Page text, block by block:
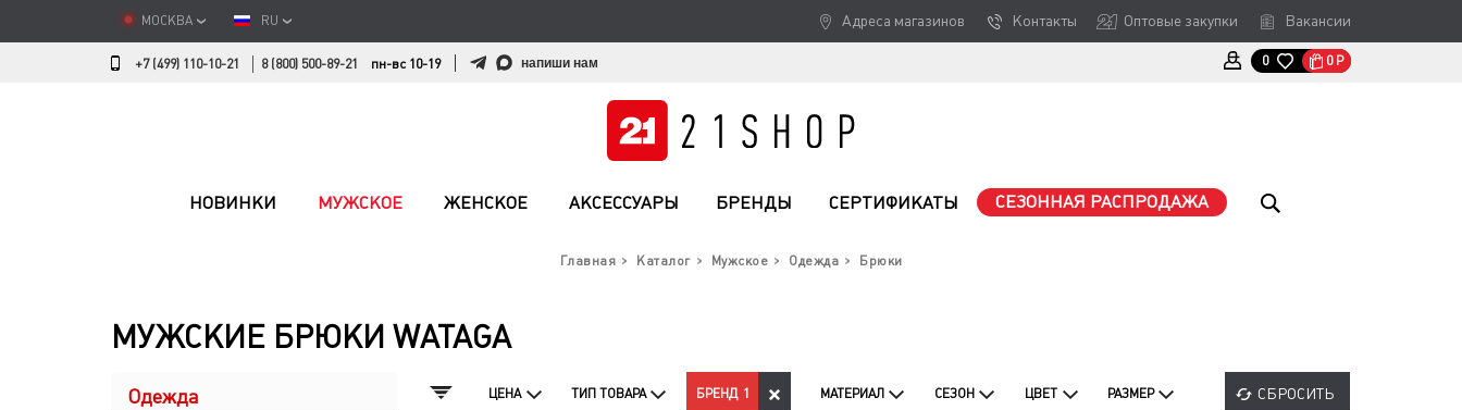
МОСКВА RU Адреса магазинов Контакты Оптовые закупки Вакансии
+7 (499) 110-10-21 8 (800) 500-89-21 пн-вс 10-19 напиши нам 0 0 Р
НОВИНКИ МУЖСКОЕ ЖЕНСКОЕ АКСЕССУАРЫ БРЕНДЫ СЕРТИФИКАТЫ СЕЗОННАЯ РАСПРОДАЖА
Главная Каталог Мужское Одежда Брюки
МУЖСКИЕ БРЮКИ WATAGA
Одежда ЦЕНА ТИП ТОВАРА БРЕНД 1 МАТЕРИАЛ СЕЗОН ЦВЕТ РАЗМЕР СБРОСИТЬ